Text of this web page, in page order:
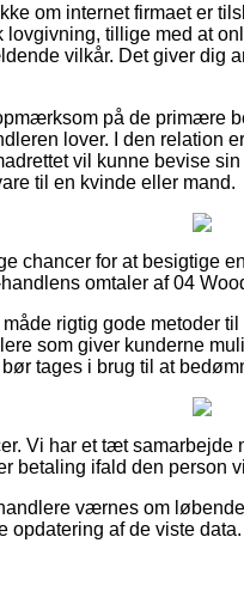
om internet firmaet er
tillige med at
vilkår. Det giver dig
på de primære
lover. I den relation
vil kunne bevise
til en kvinde eller mand.
chancer for at besigtige
omtaler af 04
rigtig gode metoder
som giver kunderne
tages i brug til at
Vi har et tæt
betaling ifald den person
værnes om
opdatering af de viste data.